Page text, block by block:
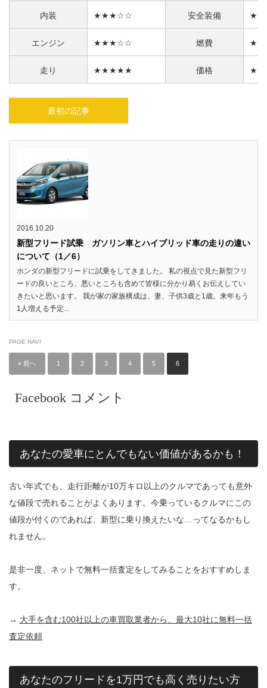
内装 ★★★☆☆ 安全装備
エンジン ★★★☆☆ 燃費
走り ★★★★★ 価格
最初の記事
2016.10.20
新型フリード試乗 ガソリン車とハイブリッド車の走りの違い
について（1／6）
ホンダの新型フリードに試乗をしてきました。 私の視点で見た新型フリ
ードの良いところ、悪いところも含めて皆様に分かり易くお伝えしてい
きたいと思います。 我が家の家族構成は、妻、子供3歳と1歳。来年もう
1人増える予定...
PAGE NAVI
« 前へ 1 2 3 4 5 6
Facebook コメント
あなたの愛車にとんでもない価値があるかも！
古い年式でも、走行距離が10万キロ以上のクルマであっても意外
な値段で売れることがよくあります。今乗っているクルマにこの
値段が付くのであれば、新型に乗り換えたいな…ってなるかもし
れません。
是非一度、ネットで無料一括査定をしてみることをおすすめしま
す。
→ 大手を含む100社以上の車買取業者から、最大10社に無料一括
査定依頼
あなたのフリードを1万円でも高く売りたい方